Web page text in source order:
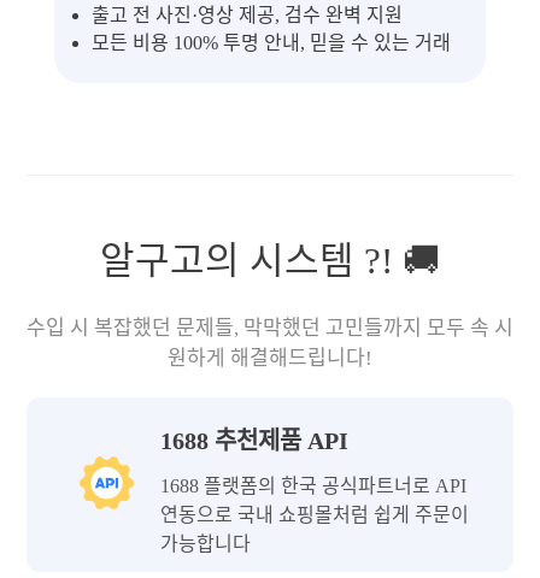
출고 전 사진·영상 제공, 검수 완벽 지원
모든 비용 100% 투명 안내, 믿을 수 있는 거래
알구고의 시스템 ?! 🚚
수입 시 복잡했던 문제들, 막막했던 고민들까지 모두 속 시
원하게 해결해드립니다!
1688 추천제품 API
1688 플랫폼의 한국 공식파트너로 API
연동으로 국내 쇼핑몰처럼 쉽게 주문이
가능합니다